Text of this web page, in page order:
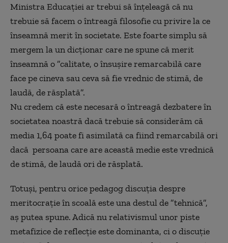
Ministra Educației ar trebui să înțeleagă că nu
trebuie să facem o întreagă filosofie cu privire la ce
înseamnă merit în societate. Este foarte simplu să
mergem la un dicționar care ne spune că merit
înseamnă o ”calitate, o însușire remarcabilă care
face pe cineva sau ceva să fie vrednic de stimă, de
laudă, de răsplată”.
Nu credem că este necesară o întreagă dezbatere în
societatea noastră dacă trebuie să considerăm că
media 1,64 poate fi asimilată ca fiind remarcabilă ori
dacă persoana care are această medie este vrednică
de stimă, de laudă ori de răsplată.
Totuși, pentru orice pedagog discuția despre
meritocrație în scoală este una destul de ”tehnică”,
aș putea spune. Adică nu relativismul unor piste
metafizice de reflecție este dominanta, ci o discuție